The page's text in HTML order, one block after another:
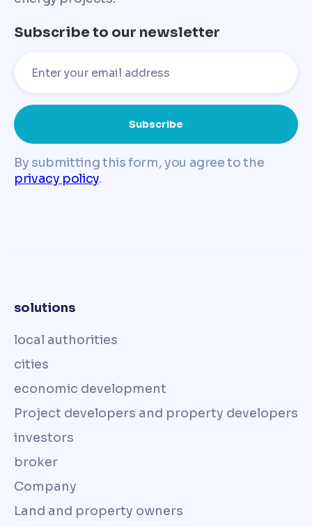
Subscribe to our newsletter
By submitting this form, you agree to the
privacy policy.
solutions
local authorities
cities
economic development
Project developers and property developers
investors
broker
Company
Land and property owners